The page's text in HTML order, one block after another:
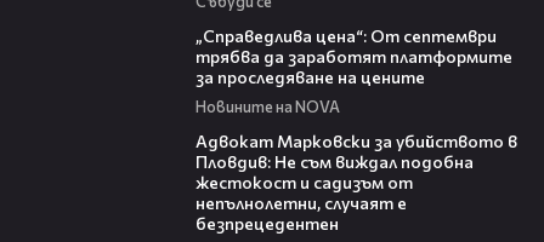
„Справедлива цена“: От септември
трябва да заработят платформите
за проследяване на цените
Новините на NOVA
Адвокат Марковски за убийството в
Пловдив: Не съм виждал подобна
жестокост и садизъм от
непълнолетни, случаят е
безпрецедентен